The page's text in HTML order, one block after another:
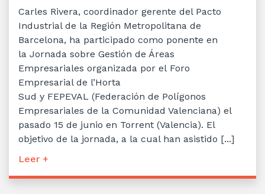
Carles Rivera, coordinador gerente del Pacto
Industrial de la Región Metropolitana de
Barcelona, ha participado como ponente en
la Jornada sobre Gestión de Áreas
Empresariales organizada por el Foro
Empresarial de l’Horta
Sud y FEPEVAL (Federación de Polígonos
Empresariales de la Comunidad Valenciana) el
pasado 15 de junio en Torrent (Valencia). El
objetivo de la jornada, a la cual han asistido [...]
Leer +